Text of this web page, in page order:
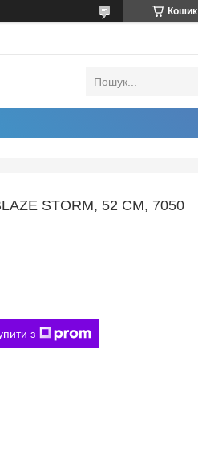
Кошик
STORM, 52 СМ, 7050
з